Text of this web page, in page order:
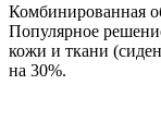
Комбинированная
Популярное
кожи и ткани
на 30%.